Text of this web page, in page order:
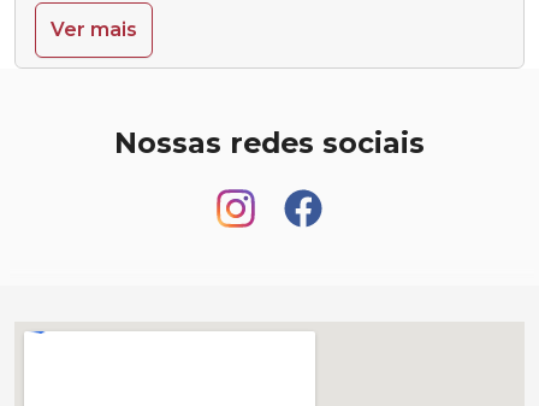
Ver mais
Nossas redes sociais